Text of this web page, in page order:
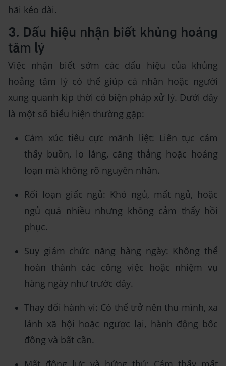
hãi kéo dài.
3. Dấu hiệu nhận biết khủng hoảng
tâm lý
Việc nhận biết sớm các dấu hiệu của khủng
hoảng tâm lý có thể giúp cá nhân hoặc người
xung quanh kịp thời có biện pháp xử lý. Dưới đây
là một số biểu hiện thường gặp:
Cảm xúc tiêu cực mãnh liệt: Liên tục cảm
thấy buồn, lo lắng, căng thẳng hoặc hoảng
loạn mà không rõ nguyên nhân.
Rối loạn giấc ngủ: Khó ngủ, mất ngủ, hoặc
ngủ quá nhiều nhưng không cảm thấy hồi
phục.
Suy giảm chức năng hàng ngày: Không thể
hoàn thành các công việc hoặc nhiệm vụ
hàng ngày như trước đây.
Thay đổi hành vi: Có thể trở nên thu mình, xa
lánh xã hội hoặc ngược lại, hành động bốc
đồng và bất cần.